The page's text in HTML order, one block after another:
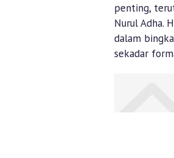
penting,
Nurul Adha.
dalam
sekadar